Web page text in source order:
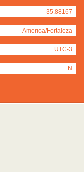
-35.88167
America/Fortaleza
UTC-3
N